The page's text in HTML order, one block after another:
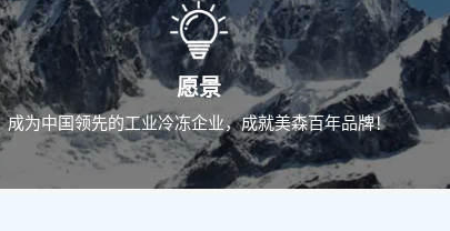
愿景
成为中国领先的工业冷冻企业，成就美森百年品牌！